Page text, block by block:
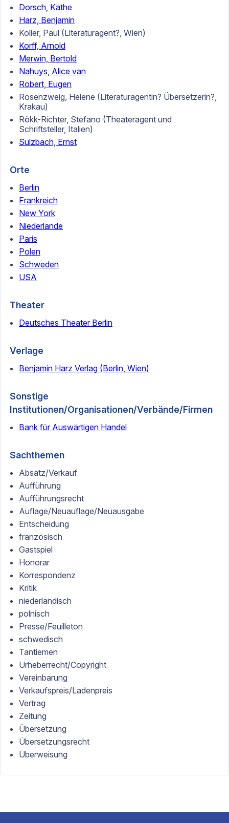
Dorsch, Käthe
Harz, Benjamin
Koller, Paul (Literaturagent?, Wien)
Korff, Arnold
Merwin, Bertold
Nahuys, Alice van
Robert, Eugen
Rosenzweig, Helene (Literaturagentin? Übersetzerin?,
Krakau)
Rökk-Richter, Stefano (Theateragent und
Schriftsteller, Italien)
Sulzbach, Ernst
Orte
Berlin
Frankreich
New York
Niederlande
Paris
Polen
Schweden
USA
Theater
Deutsches Theater Berlin
Verlage
Benjamin Harz Verlag (Berlin, Wien)
Sonstige
Institutionen/Organisationen/Verbände/Firmen
Bank für Auswärtigen Handel
Sachthemen
Absatz/Verkauf
Aufführung
Aufführungsrecht
Auflage/Neuauflage/Neuausgabe
Entscheidung
französisch
Gastspiel
Honorar
Korrespondenz
Kritik
niederländisch
polnisch
Presse/Feuilleton
schwedisch
Tantiemen
Urheberrecht/Copyright
Vereinbarung
Verkaufspreis/Ladenpreis
Vertrag
Zeitung
Übersetzung
Übersetzungsrecht
Überweisung